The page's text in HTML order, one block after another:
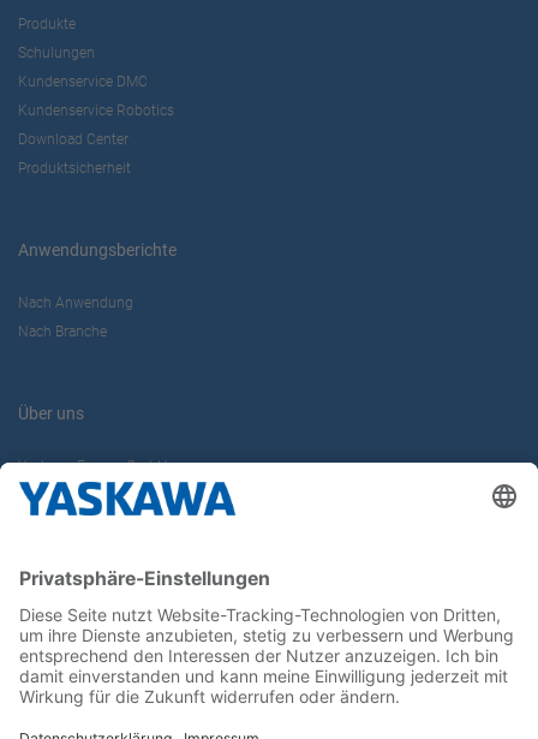
Produkte
Schulungen
Kundenservice DMC
Kundenservice Robotics
Download Center
Produktsicherheit
Anwendungsberichte
Nach Anwendung
Nach Branche
Über uns
Yaskawa Europe GmbH
Karriere
Newsletter
Follow us on...